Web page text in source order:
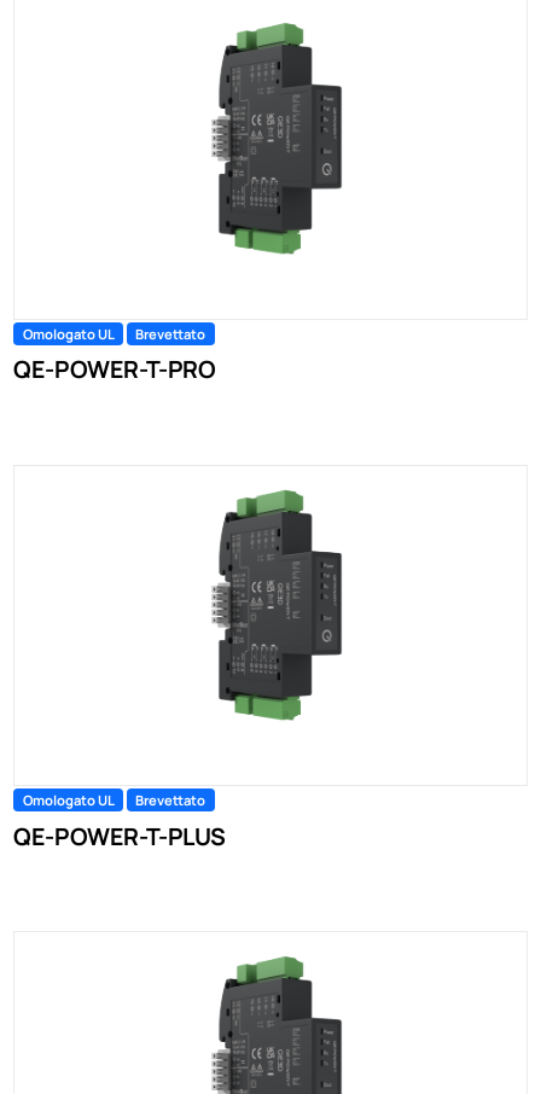
Omologato UL Brevettato
QE-POWER-T-PRO
Omologato UL Brevettato
QE-POWER-T-PLUS